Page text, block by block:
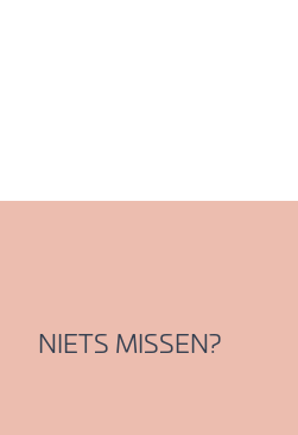
NIETS MISSEN?